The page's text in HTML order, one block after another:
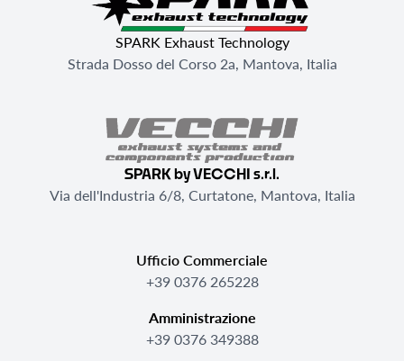
SPARK Exhaust Technology
Strada Dosso del Corso 2a, Mantova, Italia
SPARK by VECCHI s.r.l.
Via dell'Industria 6/8, Curtatone, Mantova, Italia
Ufficio Commerciale
+39 0376 265228
Amministrazione
+39 0376 349388